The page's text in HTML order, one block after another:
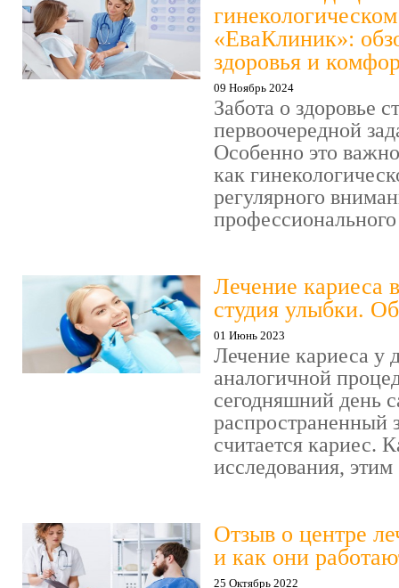
«ЕваКлиник»:
здоровья и
09 Ноябрь 2024
Забота о здоровье
первоочередной
Особенно это
как
регулярного
Лечение кариеса
студия улыбки.
01 Июнь 2023
Лечение кариеса у
аналогичной
сегодняшний день
распространенный
считается кариес.
исследования, этим
Отзыв о центре
и как они
25 Октябрь 2022